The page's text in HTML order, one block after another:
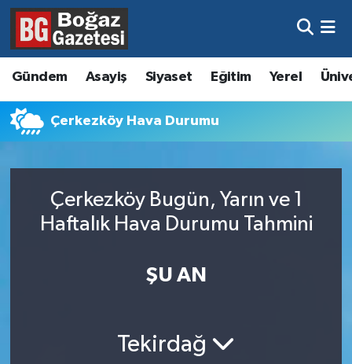
Gündem Asayiş Siyaset Eğitim Yerel
Çerkezköy Hava Durumu
Çerkezköy Bugün, Yarın ve 1
Haftalık Hava Durumu Tahmini
ŞU AN
Tekirdağ
Asayiş
Eğitim
Ekonomi
Kültür ve Sanat
Hava Durumu
Trafik Durumu
Süper Lig Puan Durumu ve Fikstür
Son Dakika Haberleri